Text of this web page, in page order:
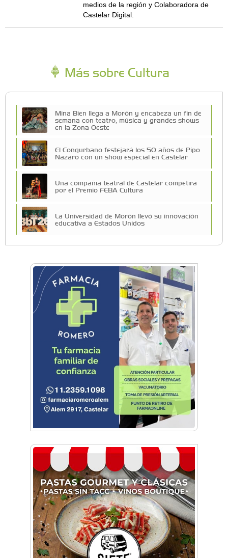
medios de la región y Colaboradora de
Castelar Digital.
Más sobre Cultura
Mina Bien llega a Morón y encabeza un fin de
semana con teatro, música y grandes shows
en la Zona Oeste
El Congurbano festejará los 50 años de Pipo
Nazaro con un show especial en Castelar
Una compañía teatral de Castelar competirá
por el Premio FEBA Cultura
La Universidad de Morón llevó su innovación
educativa a Estados Unidos
Vacaciones de Invierno: ciencia, experimentos
y shows de las Guerreras K-Pop en Castelar
La histórica FM En Tránsito cumple 39 años y
lo festejará con un fiestón en Auditorio Oeste
Sexo, deseo y vínculos: La Lic. Cecilia Ce llega a
Morón con "Encendé tu motor"
Silvia Villalba presentó Caudal Interno: "Tiene
que ver con el mensaje que quiero entregar
desde mi ser"
Planspiel: Conocé la experiencia educativa en
alemán que reunió a estudiantes de
Hurlingham y Quilmes
El día que Castelar creyó que Los Redondos
tocaban en el Club Argentino
Feria Conurbana: Resistencia Gráfica ante las
pantallas y lo intangible